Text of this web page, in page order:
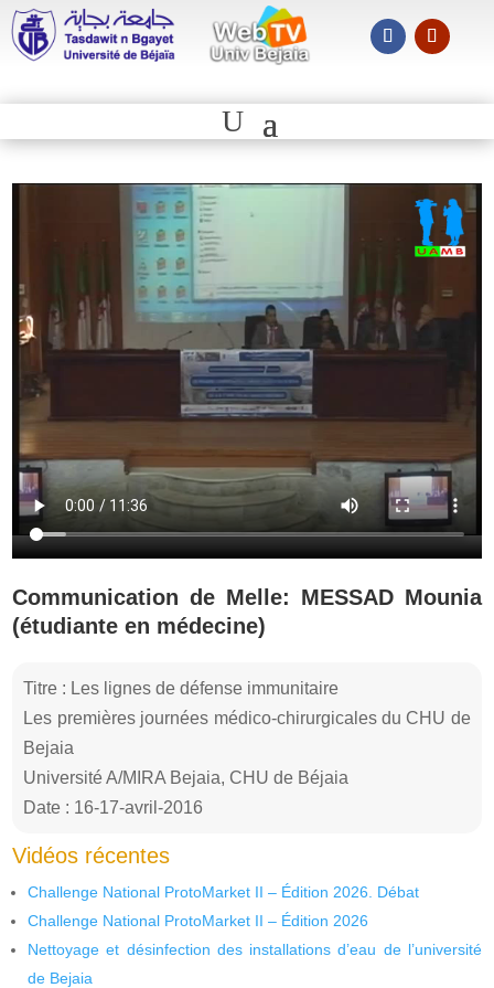
Communication de Melle: MESSAD Mounia
(étudiante en médecine)
Titre : Les lignes de défense immunitaire
Les premières journées médico-chirurgicales du CHU de
Bejaia
Université A/MIRA Bejaia, CHU de Béjaia
Date : 16-17-avril-2016
Vidéos récentes
Challenge National ProtoMarket II – Édition 2026. Débat
Challenge National ProtoMarket II – Édition 2026
Nettoyage et désinfection des installations d’eau de l’université
de Bejaia